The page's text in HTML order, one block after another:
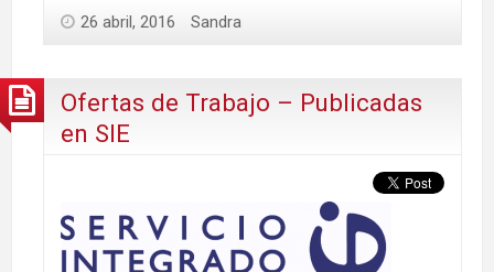
26 abril, 2016 Sandra
Ofertas de Trabajo – Publicadas
en SIE